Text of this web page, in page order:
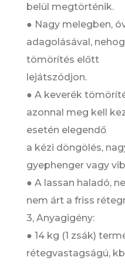
belül megtörténik.
● Nagy melegben,
adagolásával,
tömörítés előtt
lejátszódjon.
● A keverék
azonnal meg kell
esetén elegendő
a kézi döngölés,
gyephenger vagy
● A lassan haladó,
nem árt a friss
3, Anyagigény:
● 14 kg (1 zsák)
rétegvastagságú,